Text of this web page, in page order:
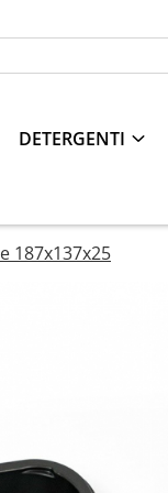
DETERGENTI
187x137x25